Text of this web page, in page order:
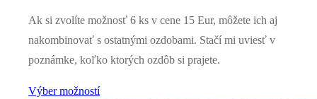
Ak si zvolíte možnosť 6 ks v cene 15 Eur, môžete ich aj
nakombinovať s ostatnými ozdobami. Stačí mi uviesť v
poznámke, koľko ktorých ozdôb si prajete.
Výber možností